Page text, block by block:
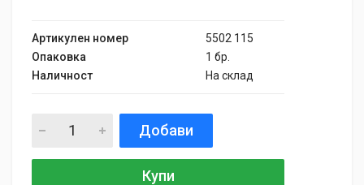
Артикулен номер
5502 115
Опаковка
1 бр.
Наличност
На склад
Добави
Купи